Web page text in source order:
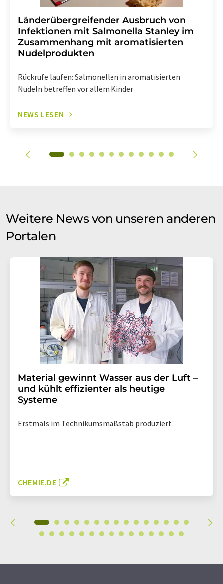
Länderübergreifender Ausbruch von
Infektionen mit Salmonella Stanley im
Zusammenhang mit aromatisierten
Nudelprodukten
Rückrufe laufen: Salmonellen in aromatisierten
Nudeln betreffen vor allem Kinder
NEWS LESEN
Weitere News von unseren anderen
Portalen
Material gewinnt Wasser aus der Luft –
und kühlt effizienter als heutige
Systeme
Erstmals im Technikumsmaßstab produziert
CHEMIE.DE